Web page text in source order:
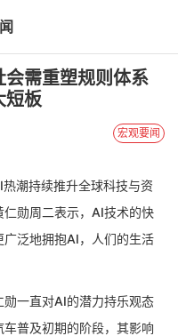
需重塑规则体系
短板
宏观要闻
热潮持续推升全球科技与资
勋周二表示，AI技术的快
泛地拥抱AI，人们的生活
一直对AI的潜力持乐观态
普及初期的阶段，其影响